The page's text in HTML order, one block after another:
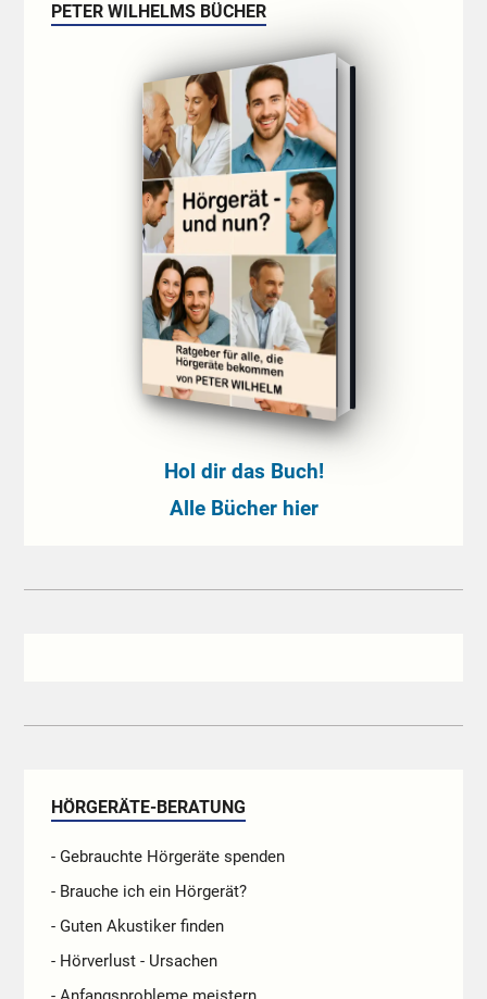
PETER WILHELMS BÜCHER
Hol dir das Buch!
Alle Bücher hier
HÖRGERÄTE-BERATUNG
- Gebrauchte Hörgeräte spenden
- Brauche ich ein Hörgerät?
- Guten Akustiker finden
- Hörverlust - Ursachen